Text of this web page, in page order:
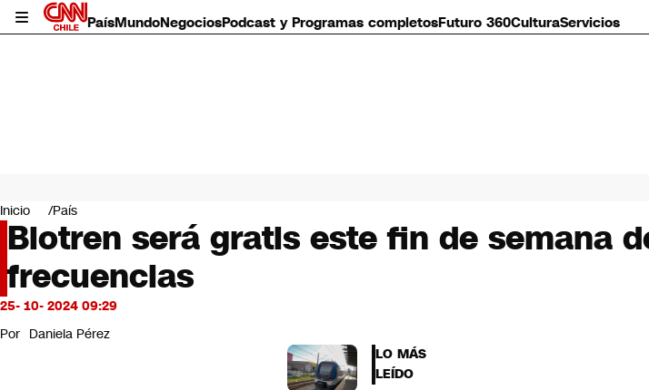
PaísMundoNegociosPodcast y Programas completosFuturo 360CulturaServicios
Mundo
Negocios
Deportes
Programas completos
Cultura
Servicios
Bits
CNN Data
Inicio País
Biotren será gratis este fin de semana
frecuencias
25- 10- 2024 09:29
Por Daniela Pérez
LO MÁS
LEÍDO